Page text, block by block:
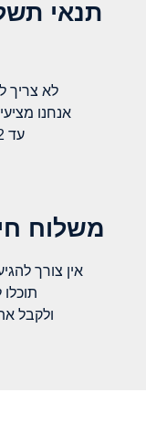
תנאי
לא צריך
אנחנו
עד 12 תשלומים ללא ריבית.
משלוח
אין צורך להגיע
ולקבל